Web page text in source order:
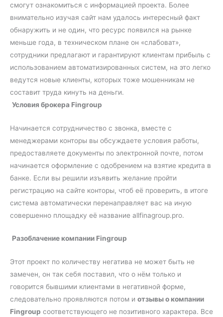
смогут ознакомиться с информацией проекта. Более
внимательно изучая сайт нам удалось интересный факт
обнаружить и не один, что ресурс появился на рынке
меньше года, в техническом плане он «слабоват»,
сотрудники предлагают и гарантируют клиентам прибыль с
использованием автоматизированных систем, на это легко
ведутся новые клиенты, которых тоже мошенникам не
составит труда кинуть на деньги.
Условия брокера Fingroup
Начинается сотрудничество с звонка, вместе с
менеджерами конторы вы обсуждаете условия работы,
предоставляете документы по электронной почте, потом
начинается оформление с одобрением на взятие кредита в
банке. Если вы решили изъявить желание пройти
регистрацию на сайте конторы, чтоб её проверить, в итоге
система автоматически перенаправляет вас на иную
совершенно площадку её название allfinagroup.pro.
Разоблачение компании Fingroup
Этот проект по количеству негатива не может быть не
замечен, он так себя поставил, что о нём только и
говорится бывшими клиентами в негативной форме,
следовательно проявляются потом и отзывы о компании
Fingroup соответствующего не позитивного характера. Все